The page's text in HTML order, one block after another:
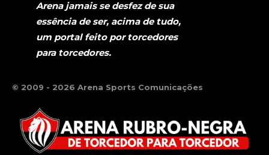
Arena jamais se desfez de sua
essência de ser, acima de tudo,
um portal feito por torcedores
para torcedores.
© 2009 - 2026 Arena Sports Comunicações